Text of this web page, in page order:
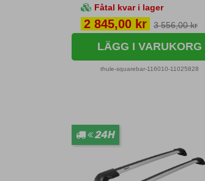
Fåtal kvar i lager
Pris
2 845,00 kr 3 556,00 kr
LÄGG I VARUKORG
thule-squarebar-116010-11025828
24H